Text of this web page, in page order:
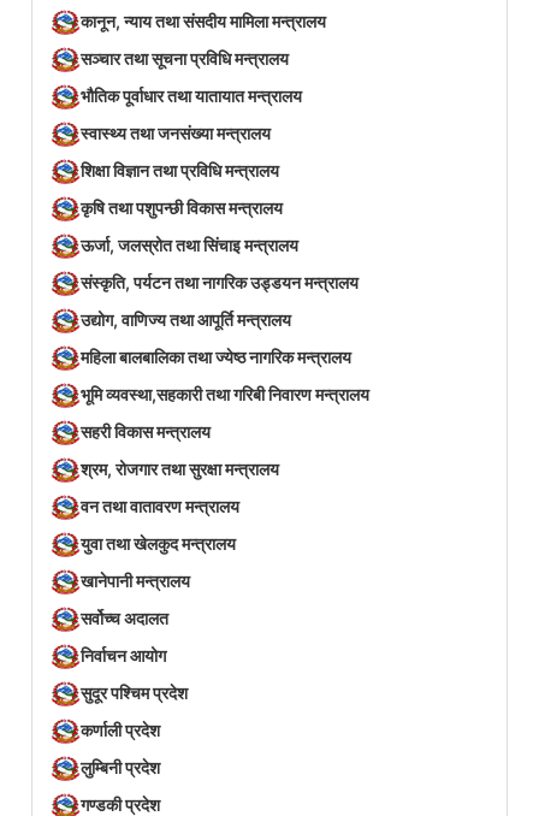
कानून, न्याय तथा संसदीय मामिला मन्त्रालय
सञ्‍चार तथा सूचना प्रविधि मन्त्रालय
भौतिक पूर्वाधार तथा यातायात मन्त्रालय
स्वास्थ्य तथा जनसंख्या मन्त्रालय
शिक्षा विज्ञान तथा प्रविधि मन्त्रालय
कृषि तथा पशुपन्छी विकास मन्त्रालय
ऊर्जा, जलस्रोत तथा सिंचाइ मन्त्रालय
संस्कृति, पर्यटन तथा नागरिक उड्डयन मन्त्रालय
उद्योग, वाणिज्य तथा आपूर्ति मन्त्रालय
महिला बालबालिका तथा ज्येष्ठ नागरिक मन्त्रालय
भूमि व्यवस्था,सहकारी तथा गरिबी निवारण मन्त्रालय
सहरी विकास मन्त्रालय
श्रम, रोजगार तथा सुरक्षा मन्त्रालय
वन तथा वातावरण मन्त्रालय
युवा तथा खेलकुद मन्त्रालय
खानेपानी मन्त्रालय
सर्वोच्च अदालत
निर्वाचन आयोग
सुदूर पश्चिम प्रदेश
कर्णाली प्रदेश
लुम्बिनी प्रदेश
गण्डकी प्रदेश